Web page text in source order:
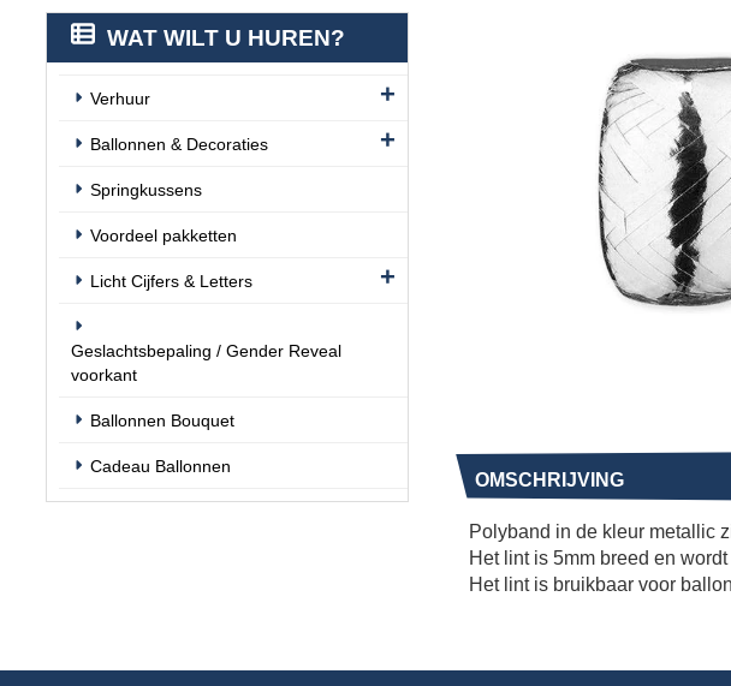
WAT WILT U HUREN?
Verhuur
Ballonnen & Decoraties
Springkussens
Voordeel pakketten
Licht Cijfers & Letters
Geslachtsbepaling / Gender Reveal
voorkant
Ballonnen Bouquet
Cadeau Ballonnen
OMSCHRIJVING
Polyband in de kleur metallic
Het lint is 5mm breed en
Het lint is bruikbaar voor